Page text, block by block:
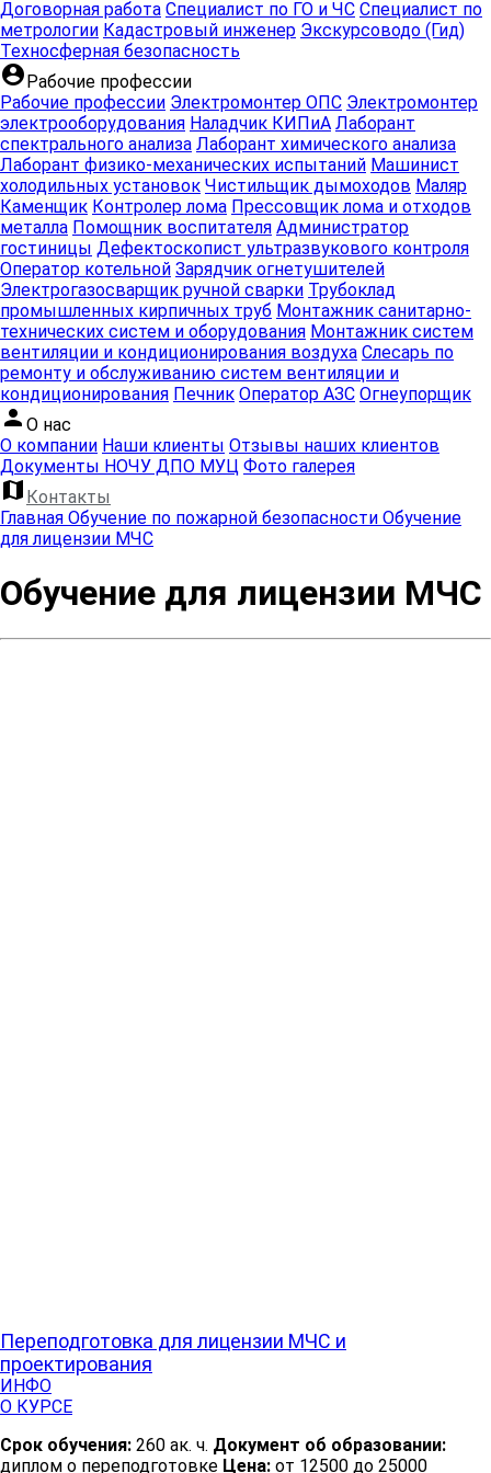
Договорная работа Специалист по ГО и ЧС Специалист по
метрологии Кадастровый инженер Экскурсоводо (Гид)
Техносферная безопасность
account_circleРабочие профессии
Рабочие профессии Электромонтер ОПС Электромонтер
электрооборудования Наладчик КИПиА Лаборант
спектрального анализа Лаборант химического анализа
Лаборант физико-механических испытаний Машинист
холодильных установок Чистильщик дымоходов Маляр
Каменщик Контролер лома Прессовщик лома и отходов
металла Помощник воспитателя Администратор
гостиницы Дефектоскопист ультразвукового контроля
Оператор котельной Зарядчик огнетушителей
Электрогазосварщик ручной сварки Трубоклад
промышленных кирпичных труб Монтажник санитарно-
технических систем и оборудования Монтажник систем
вентиляции и кондиционирования воздуха Слесарь по
ремонту и обслуживанию систем вентиляции и
кондиционирования Печник Оператор АЗС Огнеупорщик
person О нас
О компании Наши клиенты Отзывы наших клиентов
Документы НОЧУ ДПО МУЦ Фото галерея
map Контакты
Главная Обучение по пожарной безопасности Обучение
для лицензии МЧС
Обучение для лицензии МЧС
Переподготовка для лицензии МЧС и
проектирования
ИНФО
О КУРСЕ
Срок обучения: 260 ак. ч. Документ об образовании:
диплом о переподготовке Цена: от 12500 до 25000